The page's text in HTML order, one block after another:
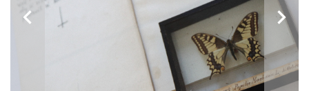
chevron_left chevron_right